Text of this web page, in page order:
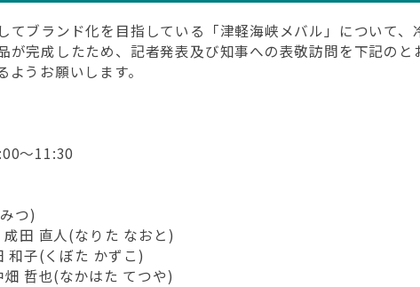
てブランド化を目指している「津軽海峡メバル」について、
が完成したため、記者発表及び知事への表敬訪問を下記のと
うお願いします。
～11:30
つ)
田 直人(なりた なおと)
和子(くぼた かずこ)
哲也(なかはた てつや)